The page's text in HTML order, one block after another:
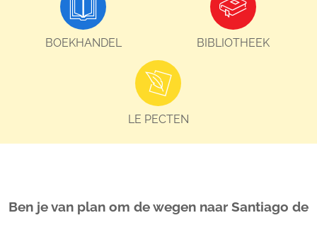
BOEKHANDEL BIBLIOTHEEK
LE PECTEN
Ben je van plan om de wegen naar Santiago de